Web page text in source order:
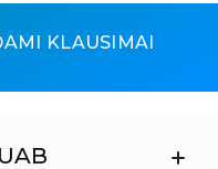
KLAUSIMAI